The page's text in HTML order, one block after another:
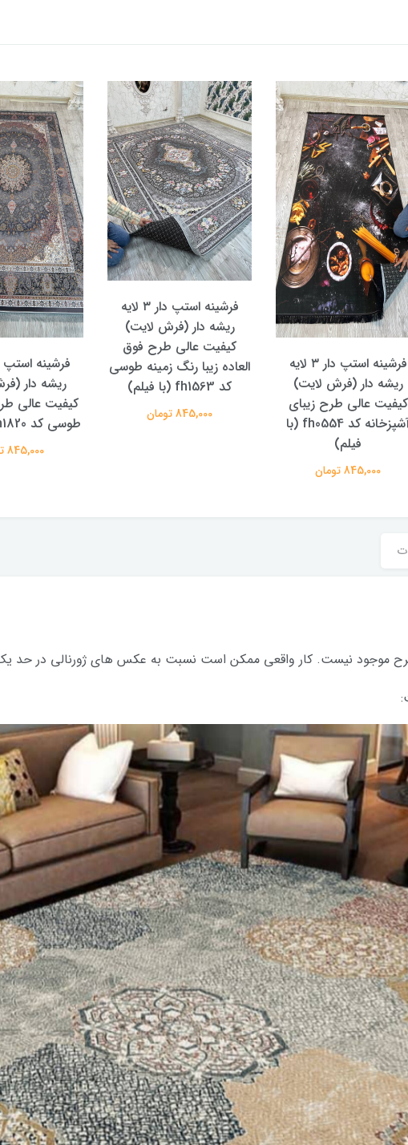
فرشینه استپ دار ۳ لایه
ریشه دار (فرش لایت)
کیفیت عالی طرح زیبای
آشپزخانه کد fh0554 (با
فیلم)
845,000 تومان
فرشینه استپ دار ۳ لایه
ریشه دار (فرش لایت)
کیفیت عالی طرح فوق
العاده زیبا رنگ زمینه طوسی
کد fh1563 (با فیلم)
845,000 تومان
ریشه دار
کیفیت عالی
طوسی کد fh1820 (با فیلم)
845,000 تومان
موجود نیست. کار واقعی ممکن است نسبت به عکس های ژورنالی در حد یک